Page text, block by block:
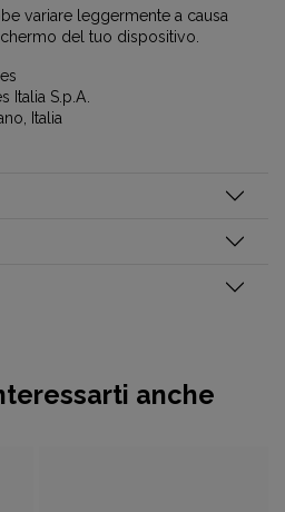
variare leggermente a causa
del tuo dispositivo.
Italia S.p.A.
Italia
anche